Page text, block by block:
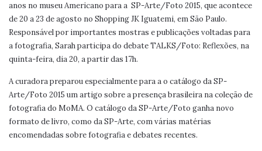
anos no museu Americano para a SP-Arte/Foto 2015, que acontece
de 20 a 23 de agosto no Shopping JK Iguatemi, em São Paulo.
Responsável por importantes mostras e publicações voltadas para
a fotografia, Sarah participa do debate TALKS/Foto: Reflexões, na
quinta-feira, dia 20, a partir das 17h.
A curadora preparou especialmente para a o catálogo da SP-
Arte/Foto 2015 um artigo sobre a presença brasileira na coleção de
fotografia do MoMA. O catálogo da SP-Arte/Foto ganha novo
formato de livro, como da SP-Arte, com várias matérias
encomendadas sobre fotografia e debates recentes.